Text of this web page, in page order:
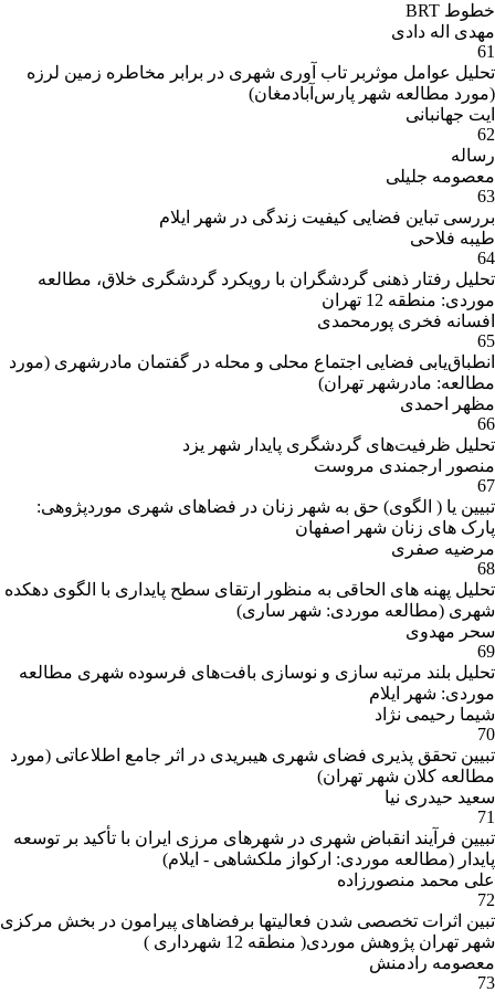
خطوط BRT
مهدی اله دادی
61
تحلیل عوامل موثربر تاب آوری شهری در برابر مخاطره زمین لرزه
(مورد مطالعه شهر پارس‌آبادمغان)
ایت جهانبانی
62
رساله
معصومه جلیلی
63
بررسی تباین فضایی کیفیت زندگی در شهر ایلام
طیبه فلاحی
64
تحلیل رفتار ذهنی گردشگران با رویکرد گردشگری خلاق، مطالعه
موردی: منطقه 12 تهران
افسانه فخری پورمحمدی
65
انطباق‌یابی فضایی اجتماع محلی و محله در گفتمان مادرشهری (مورد
مطالعه: مادرشهر تهران)
مظهر احمدی
66
تحلیل ظرفیت‌های گردشگری پایدار شهر یزد
منصور ارجمندی مروست
67
تبیین یا ( الگوی) حق به شهر زنان در فضاهای شهری موردپژوهی:
پارک های زنان شهر اصفهان
مرضیه صفری
68
تحلیل پهنه های الحاقی به منظور ارتقای سطح پایداری با الگوی دهکده
شهری (مطالعه موردی: شهر ساری)
سحر مهدوی
69
تحلیل بلند مرتبه سازی و نوسازی بافت‌های فرسوده شهری مطالعه
موردی: شهر ایلام
شیما رحیمی نژاد
70
تبیین تحقق پذیری فضای شهری هیبریدی در اثر جامع اطلاعاتی (مورد
مطالعه کلان شهر تهران)
سعید حیدری نیا
71
تبیین فرآیند انقباض شهری در شهرهای مرزی ایران با تأکید بر توسعه
پایدار (مطالعه موردی: ارکواز ملکشاهی - ایلام)
علی محمد منصورزاده
72
تبین اثرات تخصصی شدن فعالیتها برفضاهای پیرامون در بخش مرکزی
شهر تهران پژوهش موردی( منطقه 12 شهرداری )
معصومه رادمنش
73